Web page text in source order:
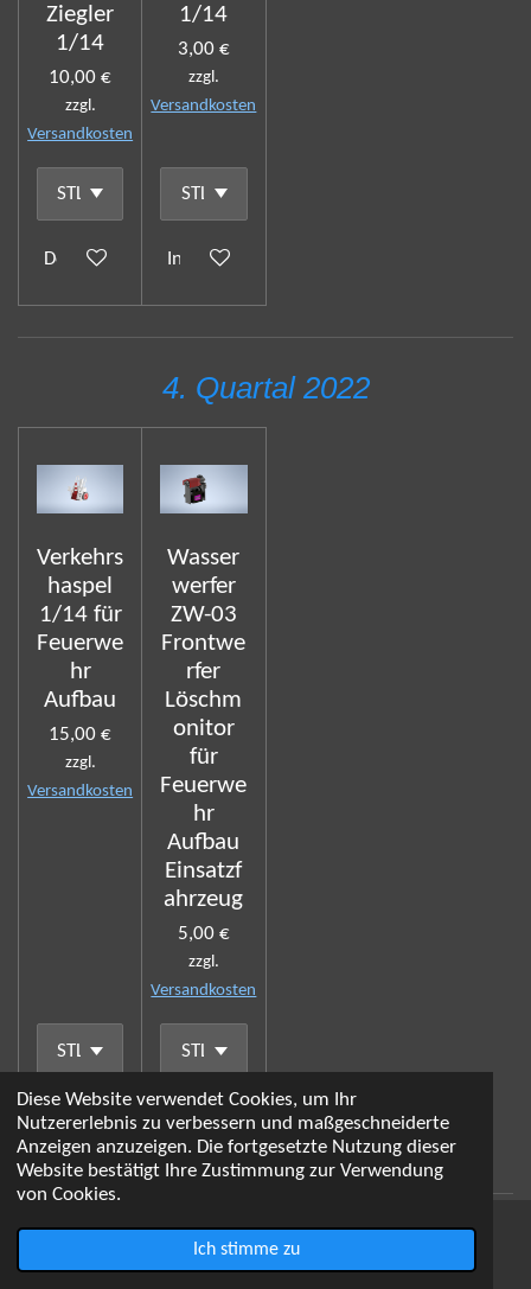
Diese Website verwendet Cookies, um Ihr
Nutzererlebnis zu verbessern und maßgeschneiderte
Anzeigen anzuzeigen. Die fortgesetzte Nutzung dieser
Website bestätigt Ihre Zustimmung zur Verwendung
von Cookies.
Ich stimme zu
Ziegler
1/14
10,00 €
zzgl.
Versandkosten
Details anzeigen
1/14
3,00 €
zzgl.
Versandkosten
In den Warenkorb
4. Quartal 2022
Verkehrs
haspel
1/14 für
Feuerwe
hr
Aufbau
15,00 €
zzgl.
Versandkosten
In den Warenkorb
Wasser
werfer
ZW-03
Frontwe
rfer
Löschm
onitor
für
Feuerwe
hr
Aufbau
Einsatzf
ahrzeug
5,00 €
zzgl.
Versandkosten
Details anzeigen
3. Quartal 2022
Karte YouTube